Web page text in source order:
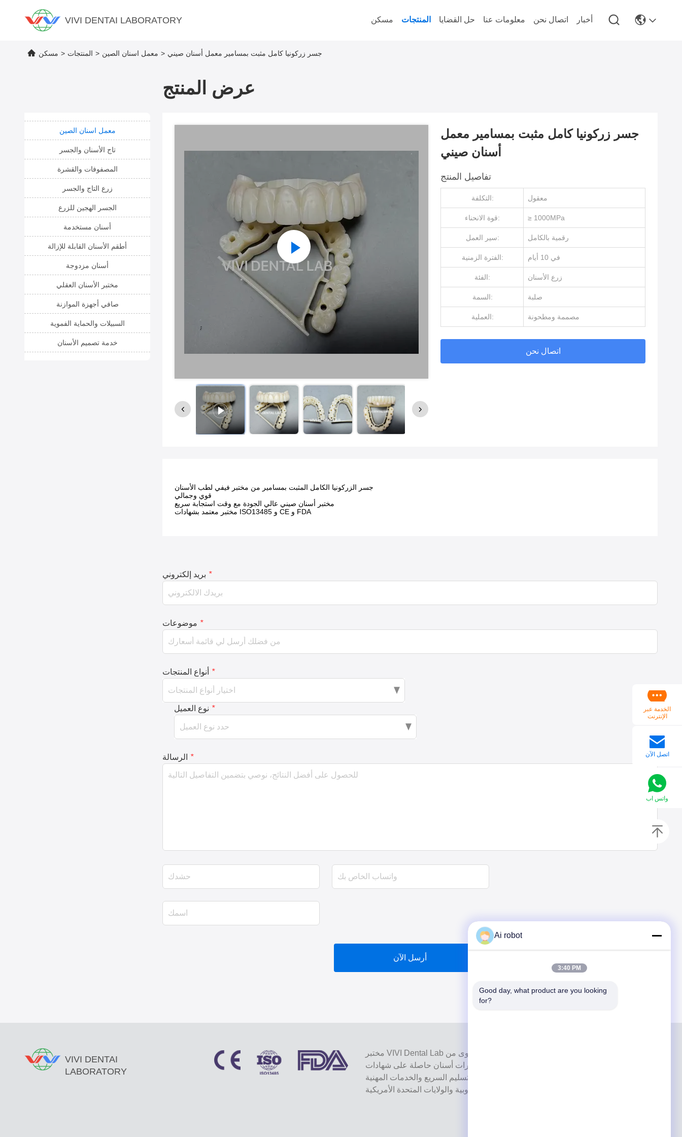
VIVI DENTAI LABORATORY مسكن المنتجات حل القضايا معلومات عنا اتصال نحن أخبار
مسكن > المنتجات > معمل اسنان الصين > جسر زركونيا كامل مثبت بمسامير معمل أسنان صيني
عرض المنتج
معمل اسنان الصين
تاج الأسنان والجسر
المصفوفات والقشرة
زرع التاج والجسر
الجسر الهجين للزرع
أسنان مستخدمة
أطقم الأسنان القابلة للإزالة
أسنان مزدوجة
مختبر الأسنان العقلي
صافي أجهزة الموازنة
السبيلات والحماية الفموية
خدمة تصميم الأسنان
جسر زركونيا كامل مثبت بمسامير معمل
أسنان صيني
تفاصيل المنتج
التكلفة: معقول
قوة الانحناء: ≥ 1000MPa
سير العمل: رقمية بالكامل
الفترة الزمنية: في 10 أيام
الفئة: زرع الأسنان
السمة: صلبة
العملية: مصممة ومطحونة
اتصال نحن
قوي وجمالي
مختبر أسنان صيني عالي الجودة مع وقت استجابة سريع
مختبر معتمد بشهادات ISO13485 و CE و FDA
بريد إلكتروني *
موضوعات *
أنواع المنتجات *
نوع العميل *
الرسالة *
أرسل الآن
VIVI DENTAI
LABORATORY
مختبر VIVI Dental Lab هو مختبر كامل الخدمات عالي المستوى من Shenzhen ، الصين.
إنها واحدة من القمة مختبرات أسنان حاصلة على شهادات CE و ISO و FDA ومجهزة
بأحدث الأجهزة. إنه لقد فاز الالتزام بالجودة العالية ووقت التسليم السريع والخدمات المهنية
الخدمة عبر
الإنترنت
اتصل الآن
واتس اب
Ai robot
3:40 PM
Good day, what product are you looking
for?